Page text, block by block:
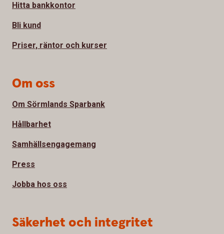
Hitta bankkontor
Bli kund
Priser, räntor och kurser
Om oss
Om Sörmlands Sparbank
Hållbarhet
Samhällsengagemang
Press
Jobba hos oss
Säkerhet och integritet